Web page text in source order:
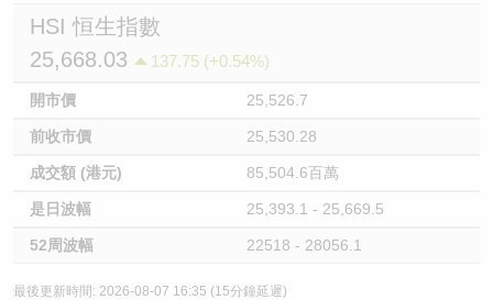
HSI 恒生指數
25,668.03
137.75 (+0.54%)
開市價 25,526.7
前收市價 25,530.28
成交額 (港元) 85,504.6百萬
是日波幅 25,393.1 - 25,669.5
52周波幅 22518 - 28056.1
最後更新時間: 2026-08-07 16:35 (15分鐘延遲)